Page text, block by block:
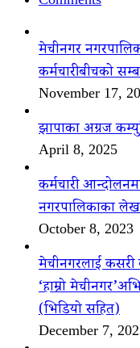
मेचीनगर
कर्मचारीबीचको
November 17,
झापाका अग्रज
April 8, 2025
कर्मचारी
नगरपालिकाका
October 8, 2023
मेचीनगरलाई
‘हाम्रो
(भिडियो सहित)
December 7,